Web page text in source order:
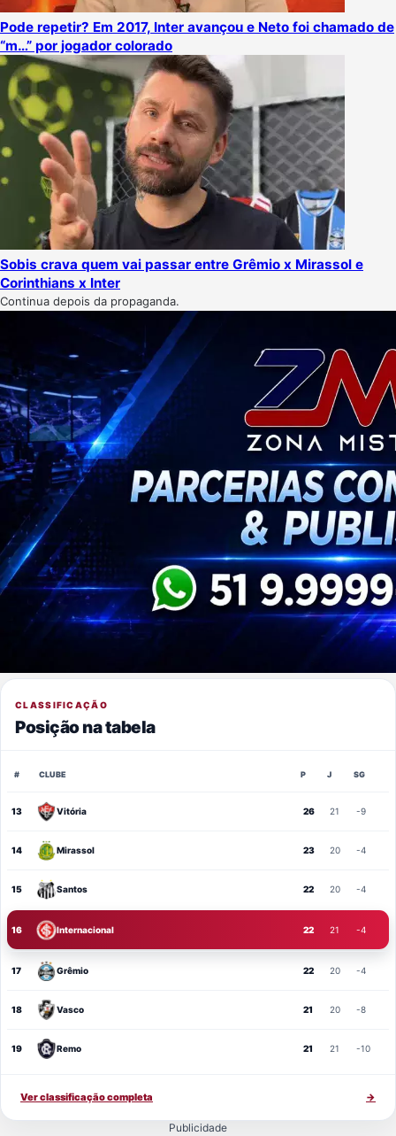
Pode repetir? Em 2017, Inter avançou e Neto foi chamado de
“m…” por jogador colorado
Sobis crava quem vai passar entre Grêmio x Mirassol e
Corinthians x Inter
Continua depois da propaganda.
CLASSIFICAÇÃO
Posição na tabela
# CLUBE P J SG
13 Vitória 26 21 -9
14 Mirassol 23 20 -4
15 Santos 22 20 -4
16 Internacional 22 21 -4
17 Grêmio 22 20 -4
18 Vasco 21 20 -8
19 Remo 21 21 -10
Ver classificação completa →
Publicidade